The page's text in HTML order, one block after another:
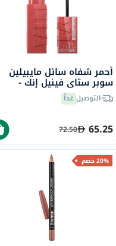
أحمر شفاه سائل مايبيلين
سوبر ستاي فينيل إنك -
بيتشي/15
التوصيلغداً
65.25
72.50
20% خصم